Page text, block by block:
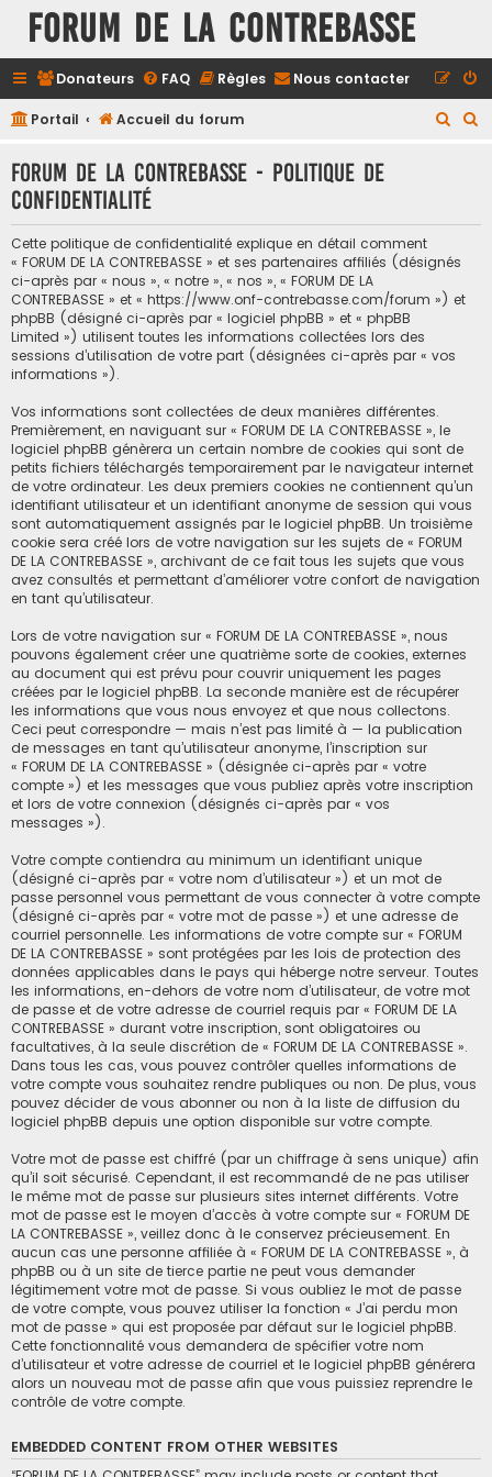
FORUM DE LA CONTREBASSE
Donateurs FAQ Règles Nous contacter
Portail Accueil du forum
r
FORUM DE LA CONTREBASSE - Politique de
confidentialité
Cette politique de confidentialité explique en détail comment
« FORUM DE LA CONTREBASSE » et ses partenaires affiliés (désignés
ci-après par « nous », « notre », « nos », « FORUM DE LA
CONTREBASSE » et « https://www.onf-contrebasse.com/forum ») et
phpBB (désigné ci-après par « logiciel phpBB » et « phpBB
Limited ») utilisent toutes les informations collectées lors des
sessions d’utilisation de votre part (désignées ci-après par « vos
informations »).
Vos informations sont collectées de deux manières différentes.
Premièrement, en naviguant sur « FORUM DE LA CONTREBASSE », le
logiciel phpBB génèrera un certain nombre de cookies qui sont de
petits fichiers téléchargés temporairement par le navigateur internet
de votre ordinateur. Les deux premiers cookies ne contiennent qu’un
identifiant utilisateur et un identifiant anonyme de session qui vous
sont automatiquement assignés par le logiciel phpBB. Un troisième
cookie sera créé lors de votre navigation sur les sujets de « FORUM
DE LA CONTREBASSE », archivant de ce fait tous les sujets que vous
avez consultés et permettant d’améliorer votre confort de navigation
en tant qu’utilisateur.
Lors de votre navigation sur « FORUM DE LA CONTREBASSE », nous
pouvons également créer une quatrième sorte de cookies, externes
au document qui est prévu pour couvrir uniquement les pages
créées par le logiciel phpBB. La seconde manière est de récupérer
les informations que vous nous envoyez et que nous collectons.
Ceci peut correspondre — mais n’est pas limité à — la publication
de messages en tant qu’utilisateur anonyme, l’inscription sur
« FORUM DE LA CONTREBASSE » (désignée ci-après par « votre
compte ») et les messages que vous publiez après votre inscription
et lors de votre connexion (désignés ci-après par « vos
messages »).
Votre compte contiendra au minimum un identifiant unique
(désigné ci-après par « votre nom d’utilisateur ») et un mot de
passe personnel vous permettant de vous connecter à votre compte
(désigné ci-après par « votre mot de passe ») et une adresse de
courriel personnelle. Les informations de votre compte sur « FORUM
DE LA CONTREBASSE » sont protégées par les lois de protection des
données applicables dans le pays qui héberge notre serveur. Toutes
les informations, en-dehors de votre nom d’utilisateur, de votre mot
de passe et de votre adresse de courriel requis par « FORUM DE LA
CONTREBASSE » durant votre inscription, sont obligatoires ou
facultatives, à la seule discrétion de « FORUM DE LA CONTREBASSE ».
Dans tous les cas, vous pouvez contrôler quelles informations de
votre compte vous souhaitez rendre publiques ou non. De plus, vous
pouvez décider de vous abonner ou non à la liste de diffusion du
logiciel phpBB depuis une option disponible sur votre compte.
Votre mot de passe est chiffré (par un chiffrage à sens unique) afin
qu’il soit sécurisé. Cependant, il est recommandé de ne pas utiliser
le même mot de passe sur plusieurs sites internet différents. Votre
mot de passe est le moyen d’accès à votre compte sur « FORUM DE
LA CONTREBASSE », veillez donc à le conservez précieusement. En
aucun cas une personne affiliée à « FORUM DE LA CONTREBASSE », à
phpBB ou à un site de tierce partie ne peut vous demander
légitimement votre mot de passe. Si vous oubliez le mot de passe
de votre compte, vous pouvez utiliser la fonction « J’ai perdu mon
mot de passe » qui est proposée par défaut sur le logiciel phpBB.
Cette fonctionnalité vous demandera de spécifier votre nom
d’utilisateur et votre adresse de courriel et le logiciel phpBB générera
alors un nouveau mot de passe afin que vous puissiez reprendre le
contrôle de votre compte.
EMBEDDED CONTENT FROM OTHER WEBSITES